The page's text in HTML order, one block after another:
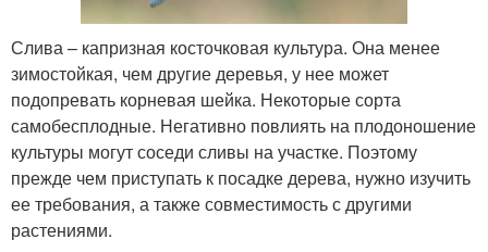
Слива – капризная косточковая культура. Она менее
зимостойкая, чем другие деревья, у нее может
подопревать корневая шейка. Некоторые сорта
самобесплодные. Негативно повлиять на плодоношение
культуры могут соседи сливы на участке. Поэтому
прежде чем приступать к посадке дерева, нужно изучить
ее требования, а также совместимость с другими
растениями.